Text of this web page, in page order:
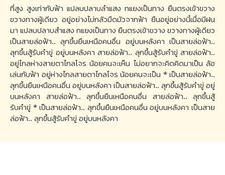
ที่สูง สูงเท่ากับฟ้า แปลบปลาบลำแสง ทแยงเป็นทาง ยืนตรงเข้าขวาง
ขวางทางผู้เดียว อยู่อย่างไม่กลัวมืดมัวจากฟ้า ยืนอยู่อย่างนี้เมื่อมีฝน
มา แปลบปลาบสำแสง ทแยงเป็นทาง ยืนตรงเข้าขวาง ขวางทางผู้เดียว
เป็นสายล่อฟ้า.. ลุกขึ้นยืนเหนือคนอื่น อยู่บนหลังคา เป็นสายล่อฟ้า..
ลุกขึ้นสู้รับคำขู่ อยู่บนหลังคา สายล่อฟ้า.. ลุกขึ้นสู้รับคำขู่ สายล่อฟ้า..
อยู่ไกลห่างสายตาไกลโจร น้อยคนจะเห็น ไม่อยากจะคิดคิดมาเป็น ล้อ
เล่นกับฟ้า อยู่ห่างไกลสายตาไกลโจร น้อยคนจะเป็น * เป็นสายล่อฟ้า..
ลุกขึ้นยืนเหนือคนอื่น อยู่บนหลังคา เป็นสายล่อฟ้า.. ลุกขึ้นสู้รับคำขู่ อยู่
บนหลังคา สายล่อฟ้า.. ลุกขึ้นยืนเหนือคนอื่น สายล่อฟ้า.. ลุกขึ้นสู้
รับคำขู่ * เป็นสายล่อฟ้า.. ลุกขึ้นยืนเหนือคนอื่น อยู่บนหลังคา เป็นสาย
ล่อฟ้า.. ลุกขึ้นสู้รับคำขู่ อยู่บนหลังคา